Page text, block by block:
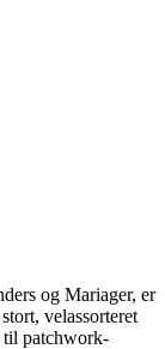
og Mariager, er
velassorteret
til patchwork-